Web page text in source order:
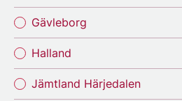
Gävleborg
Halland
Jämtland Härjedalen